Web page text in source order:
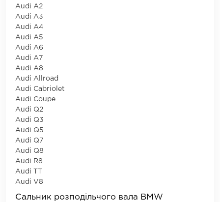
Audi A2
Audi A3
Audi A4
Audi A5
Audi A6
Audi A7
Audi A8
Audi Allroad
Audi Cabriolet
Audi Coupe
Audi Q2
Audi Q3
Audi Q5
Audi Q7
Audi Q8
Audi R8
Audi TT
Audi V8
Сальник розподільчого вала BMW